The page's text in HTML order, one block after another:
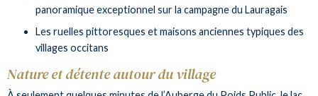
panoramique exceptionnel sur la campagne du Lauragais
Les ruelles pittoresques et maisons anciennes typiques des
villages occitans
Nature et détente autour du village